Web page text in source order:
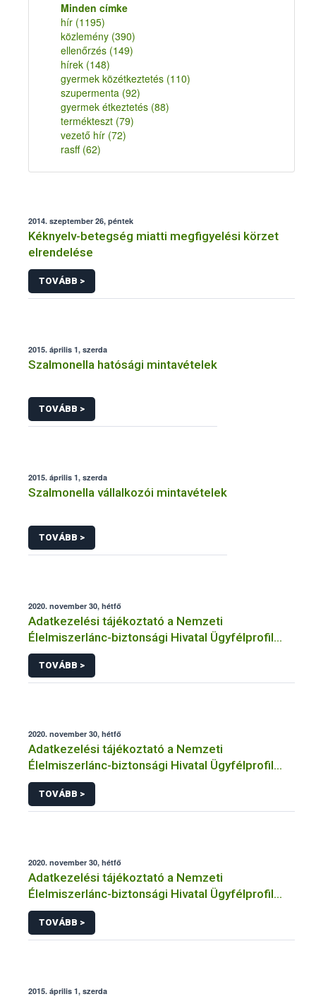
Minden címke
hír (1195)
közlemény (390)
ellenőrzés (149)
hírek (148)
gyermek közétkeztetés (110)
szupermenta (92)
gyermek étkeztetés (88)
termékteszt (79)
vezető hír (72)
rasff (62)
2014. szeptember 26, péntek
Kéknyelv-betegség miatti megfigyelési körzet
elrendelése
TOVÁBB >
2015. április 1, szerda
Szalmonella hatósági mintavételek
TOVÁBB >
2015. április 1, szerda
Szalmonella vállalkozói mintavételek
TOVÁBB >
2020. november 30, hétfő
Adatkezelési tájékoztató a Nemzeti
Élelmiszerlánc-biztonsági Hivatal Ügyfélprofil
Rendszerben agrárkörnyezet-védelem
témakörben intézhető közhatalmi eljárásaihoz
kapcsolódó adatkezeléséhez
TOVÁBB >
2020. november 30, hétfő
Adatkezelési tájékoztató a Nemzeti
Élelmiszerlánc-biztonsági Hivatal Ügyfélprofil
Rendszerben növényegészségügy témakörben
intézhető közhatalmi eljárásaihoz kapcsolódó
adatkezeléséhez
TOVÁBB >
2020. november 30, hétfő
Adatkezelési tájékoztató a Nemzeti
Élelmiszerlánc-biztonsági Hivatal Ügyfélprofil
Rendszerben nem állami labor nyilvántartás
témakörben intézhető közhatalmi eljárásaihoz
kapcsolódó adatkezeléséhez
TOVÁBB >
2015. április 1, szerda